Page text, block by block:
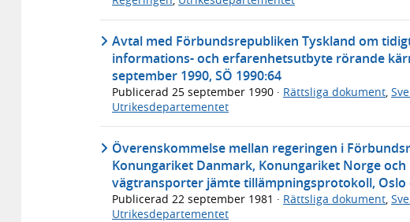
Avtal med Förbundsrepubliken Tyskland om
informations- och erfarenhetsutbyte rörande
september 1990, SÖ 1990:64
Publicerad 25 september 1990 · Rättsliga dokument,
Utrikesdepartementet
Överenskommelse mellan regeringen i
Konungariket Danmark, Konungariket Norge
vägtransporter jämte tillämpningsprotokoll, Oslo
Publicerad 22 september 1981 · Rättsliga dokument
Utrikesdepartementet